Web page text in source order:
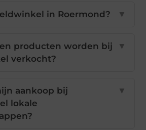
in Roermond? ▼
producten worden bij
verkocht?
▼
aankoop bij
lokale
▼